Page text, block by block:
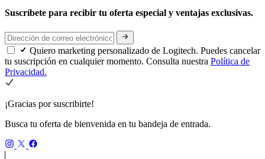
Suscríbete para recibir tu oferta especial y ventajas exclusivas.
Quiero marketing personalizado de Logitech. Puedes cancelar
tu suscripción en cualquier momento. Consulta nuestra Política de
Privacidad.
¡Gracias por suscribirte!
Busca tu oferta de bienvenida en tu bandeja de entrada.